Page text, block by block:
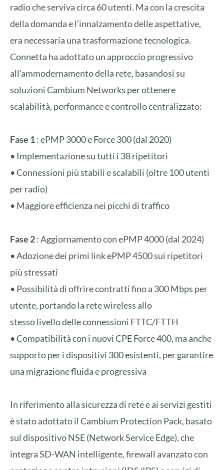
radio che serviva circa 60 utenti. Ma con la crescita
della domanda e l’innalzamento delle aspettative,
era necessaria una trasformazione tecnologica.
Connetta ha adottato un approccio progressivo
all’ammodernamento della rete, basandosi su
soluzioni Cambium Networks per ottenere
scalabilità, performance e controllo centralizzato:
Fase 1: ePMP 3000 e Force 300 (dal 2020)
• Implementazione su tutti i 38 ripetitori
• Connessioni più stabili e scalabili (oltre 100 utenti
per radio)
• Maggiore efficienza nei picchi di traffico
Fase 2: Aggiornamento con ePMP 4000 (dal 2024)
• Adozione dei primi link ePMP 4500 sui ripetitori
più stressati
• Possibilità di offrire contratti fino a 300 Mbps per
utente, portando la rete wireless allo
stesso livello delle connessioni FTTC/FTTH
• Compatibilità con i nuovi CPE Force 400, ma anche
supporto per i dispositivi 300 esistenti, per garantire
una migrazione fluida e progressiva
In riferimento alla sicurezza di rete e ai servizi gestiti
è stato adottato il Cambium Protection Pack, basato
sul dispositivo NSE (Network Service Edge), che
integra SD-WAN intelligente, firewall avanzato con